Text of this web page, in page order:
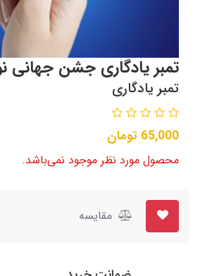
تمبر یادگاری جشن جهانی
تمبر یادگاری
65,000 تومان
محصول مورد نظر موجود نمی‌باشد.
مقایسه